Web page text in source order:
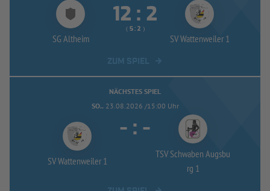
SG Altheim
 : 
( :  )
SV Wattenweiler 1
NÄCHSTES SPIEL
SO.. 23.08.2026 /15:00 Uhr
SV Wattenweiler 1
- : -
TSV Schwaben Augsbu
rg 1